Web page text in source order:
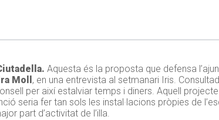
Aquesta és la proposta que defensa
Moll , en una entrevista al setmanari Iris.
per així estalviar temps i diners. Aquell
seria fer tan sols les instal·lacions pròpies de
part d’activitat de l’illa.